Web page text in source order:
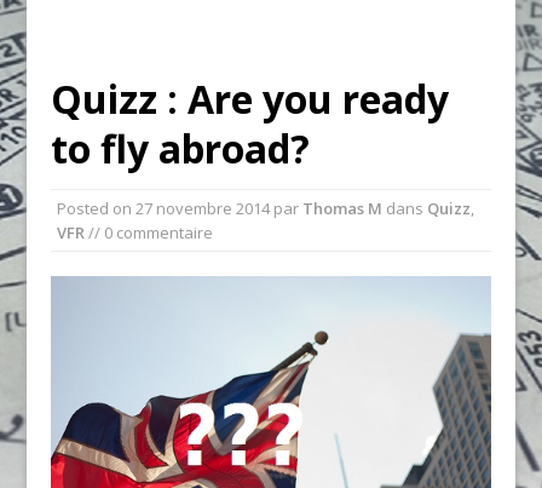
Quizz : Are you ready
to fly abroad?
Posted on27 novembre 2014par Thomas M dans Quizz,
VFR// 0 commentaire